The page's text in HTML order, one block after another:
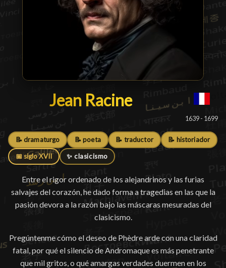
Jean Racine
Jean Racine█
1639 - 1699
📝 dramaturgo 📝 poeta 📝 traductor 📝 historiador
📅 siglo XVII ✨ clasicismo
Entre el rigor ordenado de los alejandrinos y las furias
salvajes del corazón, he dado forma a tragedias en las que la
pasión devora a la razón bajo las máscaras mesuradas del
clasicismo.
Pregúntenme cómo el deseo de Phèdre arde con una claridad
fatal, por qué el silencio de Andromaque es más penetrante
que mil gritos, o qué amargas verdades duermen en los